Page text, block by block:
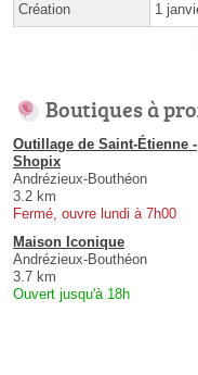
Création 1
Boutiques à
Outillage de Saint-Étienne -
Shopix
Andrézieux-Bouthéon
3.2 km
Fermé, ouvre lundi à 7h00
Maison Iconique
Andrézieux-Bouthéon
3.7 km
Ouvert jusqu'à 18h